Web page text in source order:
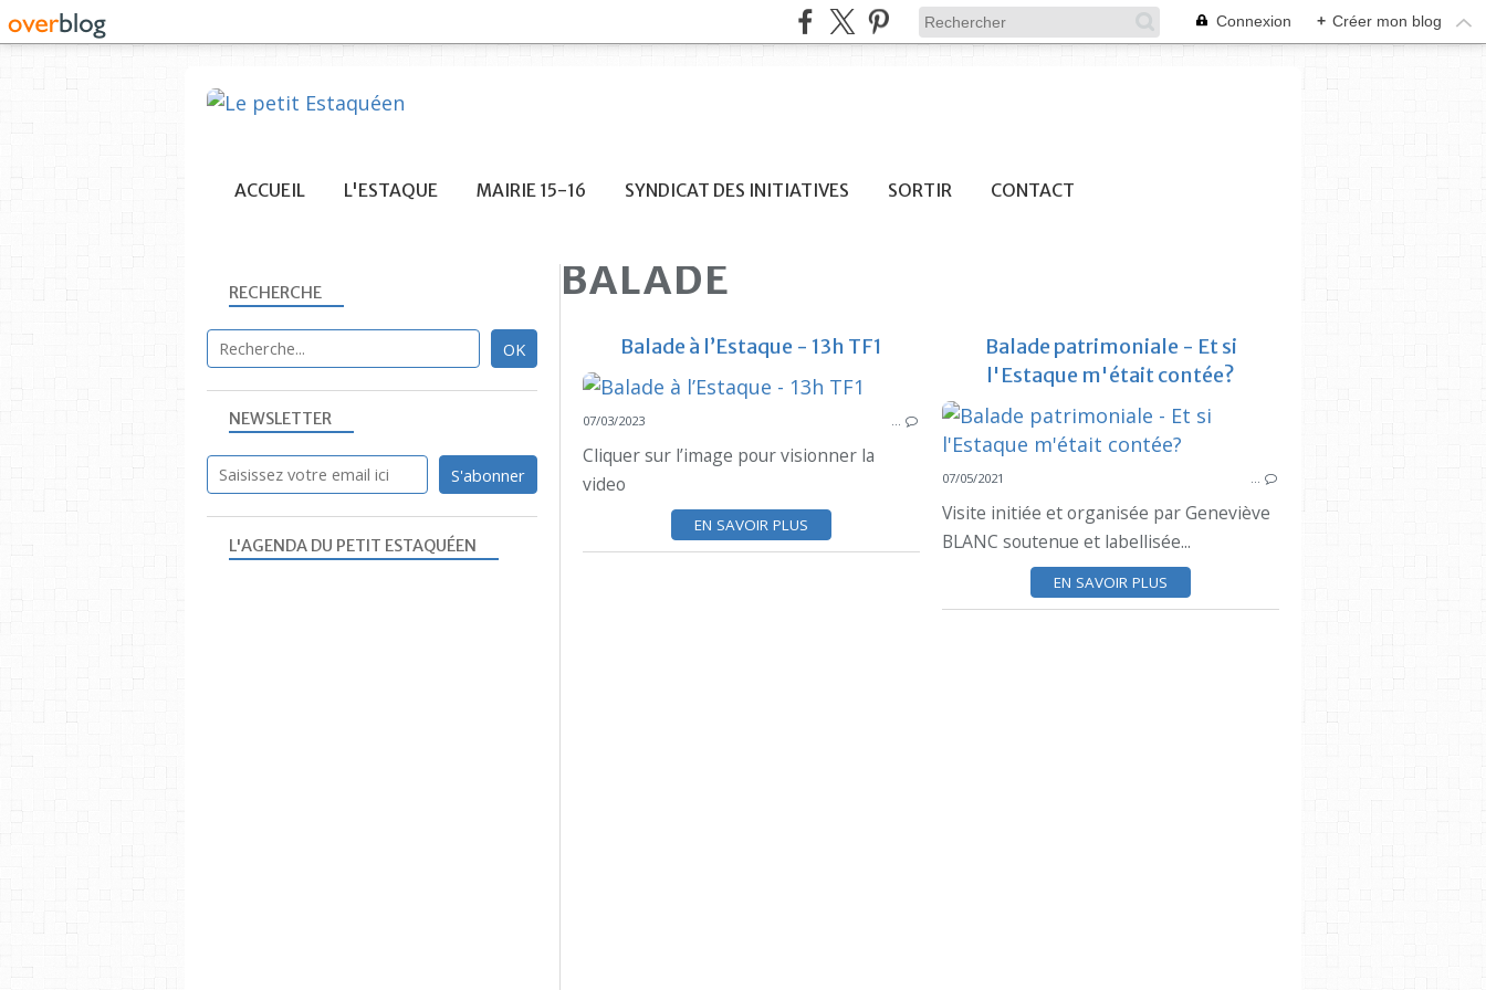
Connexion + Créer mon blog
ACCUEIL L'ESTAQUE MAIRIE 15-16 SYNDICAT DES INITIATIVES SORTIR CONTACT
BALADE
Balade à l’Estaque - 13h TF1
ESTAQUE
BALADE
13H
07/03/2023 …
Cliquer sur l’image pour visionner la
video
EN SAVOIR PLUS
Balade patrimoniale - Et si
l'Estaque m'était contée?
SYNDICAT
07/05/2021 …
Visite initiée et organisée par Geneviève
BLANC soutenue et labellisée...
EN SAVOIR PLUS
NEWSLETTER
RECHERCHE
L'AGENDA DU PETIT ESTAQUÉEN